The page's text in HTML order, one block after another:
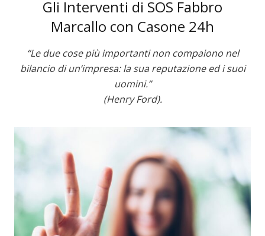
Gli Interventi di SOS Fabbro
Marcallo con Casone 24h
“Le due cose più importanti non compaiono nel
bilancio di un’impresa: la sua reputazione ed i suoi
uomini.”
(Henry Ford).